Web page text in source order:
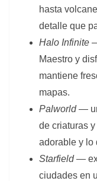
hasta
detalle que
Halo Infinite
Maestro y
mantiene
mapas.
Palworld—
de criaturas
adorable y lo
Starfield—
ciudades en